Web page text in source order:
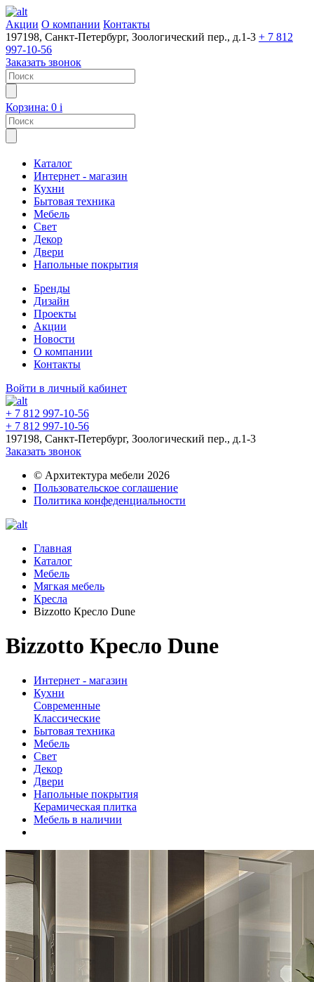
Акции О компании Контакты
197198, Санкт-Петербург, Зоологический пер., д.1-3 + 7 812
997-10-56
Заказать звонок
Корзина: 0 i
Каталог
Интернет - магазин
Кухни
Бытовая техника
Мебель
Свет
Декор
Двери
Напольные покрытия
Бренды
Дизайн
Проекты
Акции
Новости
О компании
Контакты
Войти в личный кабинет
+ 7 812 997-10-56
+ 7 812 997-10-56
197198, Санкт-Петербург, Зоологический пер., д.1-3
Заказать звонок
© Архитектура мебели 2026
Пользовательское соглашение
Политика конфеденциальности
Главная
Каталог
Мебель
Мягкая мебель
Кресла
Bizzotto Кресло Dune
Bizzotto Кресло Dune
Интернет - магазин
Кухни
Современные
Классические
Бытовая техника
Мебель
Свет
Декор
Двери
Напольные покрытия
Керамическая плитка
Мебель в наличии